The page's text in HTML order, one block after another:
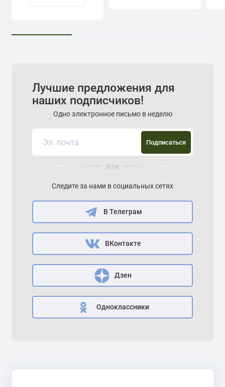
Лучшие предложения для
наших подписчиков!
Одно электронное письмо в неделю
Подписаться
Или
Следите за нами в социальных сетях
В Телеграм
ВКонтакте
Дзен
Одноклассники